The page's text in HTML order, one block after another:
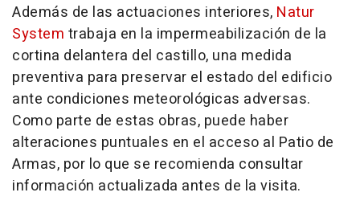
Además de las actuaciones interiores, Natur
System trabaja en la impermeabilización de la
cortina delantera del castillo, una medida
preventiva para preservar el estado del edificio
ante condiciones meteorológicas adversas.
Como parte de estas obras, puede haber
alteraciones puntuales en el acceso al Patio de
Armas, por lo que se recomienda consultar
información actualizada antes de la visita.